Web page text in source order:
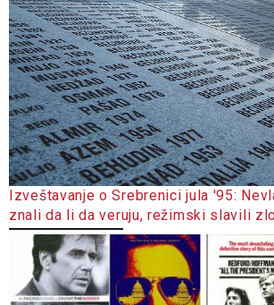
Izveštavanje o Srebrenici jula '95:
znali da li da veruju, režimski slavili